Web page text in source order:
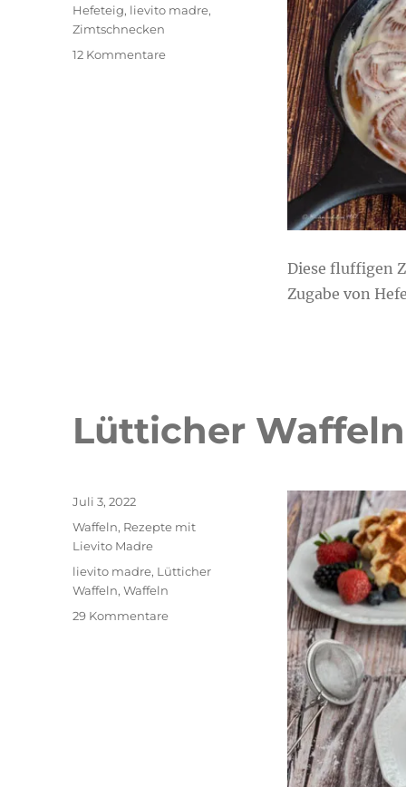
Diese fluffigen
Zugabe von
Schlagwörter
Hefeteig, lievito madre,
Zimtschnecken
12 Kommentarezu
Lütticher Waffeln
Veröffentlicht
Juli 3, 2022
Kategorien
Waffeln, Rezepte mit
Lievito Madre
Schlagwörter
lievito madre, Lütticher
Waffeln,Waffeln
29 Kommentarezu